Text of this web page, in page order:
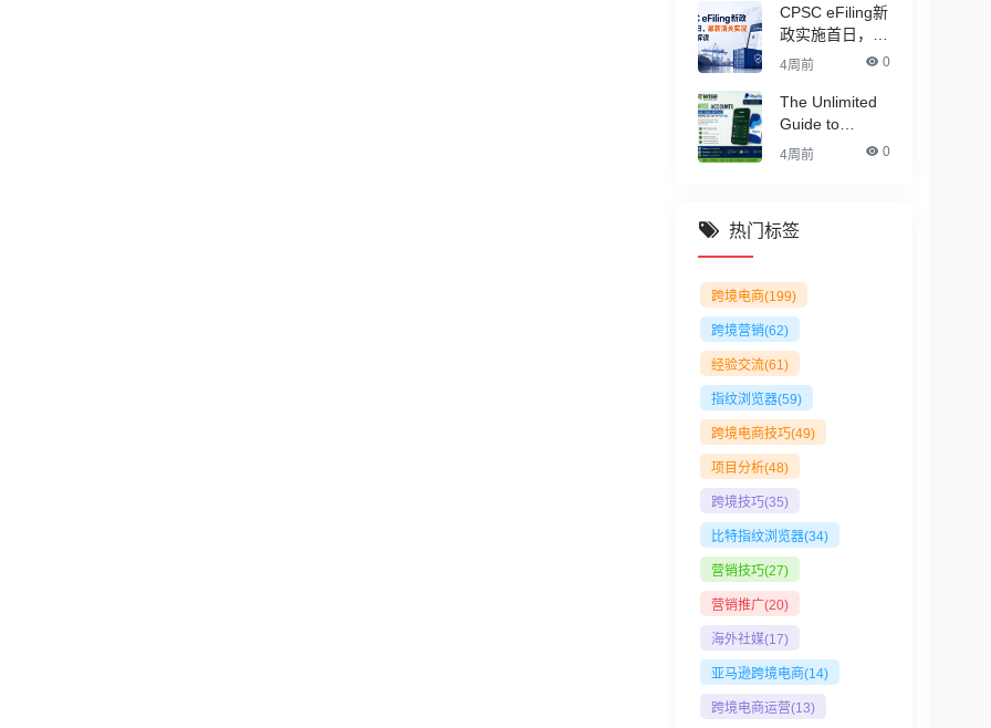
Bulk for Crypto
Marketing
CPSC eFiling新
政实施首日，最
新清关实况与合
4周前 0
The Unlimited
Guide to
Buying Verified
Documents
4周前 0
热门标签
跨境电商(199)
跨境营销(62)
经验交流(61)
指纹浏览器(59)
跨境电商技巧(49)
项目分析(48)
跨境技巧(35)
比特指纹浏览器(34)
营销技巧(27)
营销推广(20)
海外社媒(17)
亚马逊跨境电商(14)
跨境电商运营(13)